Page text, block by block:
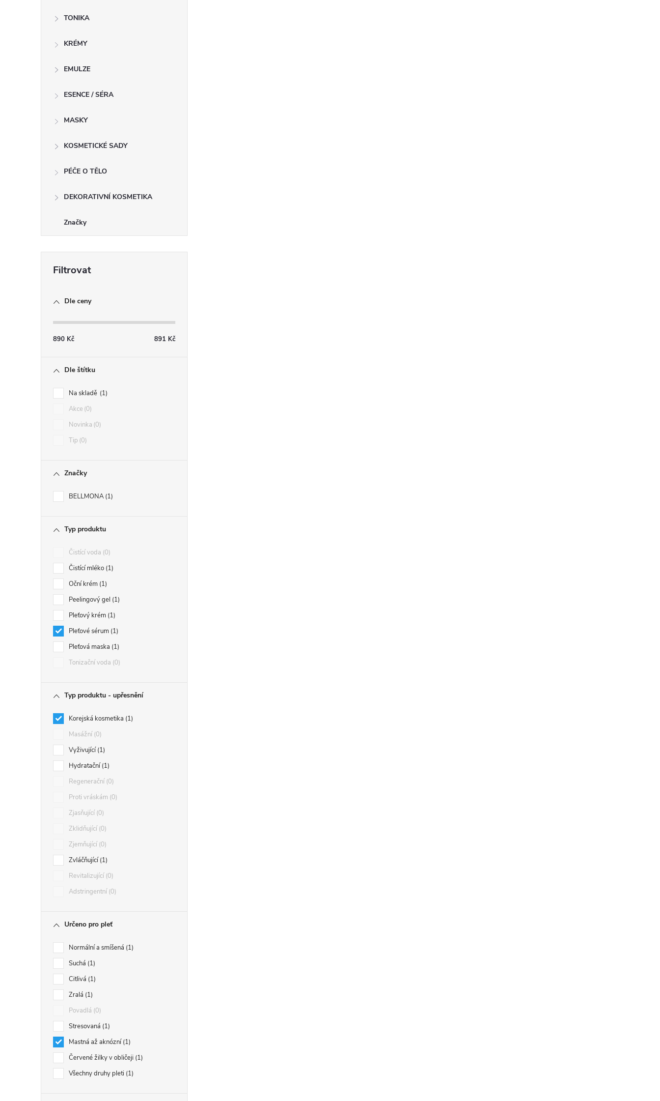
TONIKA
KRÉMY
EMULZE
ESENCE / SÉRA
MASKY
KOSMETICKÉ SADY
PÉČE O TĚLO
DEKORATIVNÍ KOSMETIKA
Značky
Dle ceny
890 Kč 891 Kč
Dle štítku
Na skladě 1
Akce 0
Novinka 0
Tip 0
Značky
BELLMONA 1
Typ produktu
Čistící voda 0
Čistící mléko 1
Oční krém 1
Peelingový gel 1
Pleťový krém 1
Pleťové sérum 1
Pleťová maska 1
Tonizační voda 0
Typ produktu - upřesnění
Korejská kosmetika 1
Masážní 0
Vyživující 1
Hydratační 1
Regenerační 0
Proti vráskám 0
Zjasňující 0
Zklidňující 0
Zjemňující 0
Zvláčňující 1
Revitalizující 0
Adstringentní 0
Určeno pro pleť
Normální a smíšená 1
Suchá 1
Citlivá 1
Zralá 1
Povadlá 0
Stresovaná 1
Mastná až aknózní 1
Červené žilky v obličeji 1
Všechny druhy pleti 1